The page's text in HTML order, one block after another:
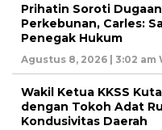
Prihatin Soroti
Perkebunan, Carles:
Penegak Hukum
Agustus 8, 2026 | 3:02 am
Wakil Ketua KKSS
dengan Tokoh Adat
Kondusivitas Daerah